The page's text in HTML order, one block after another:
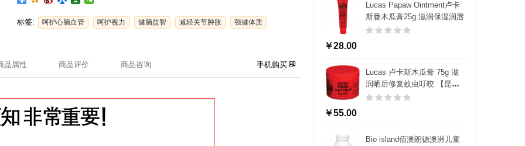
标签: 呵护心脑血管 呵护视力 健脑益智 减轻关节肿胀 强健体质
品属性 商品评价 商品咨询 手机购买
Lucas Papaw Ointment卢卡
斯番木瓜膏25g 滋润保湿润唇
￥28.00
Lucas 卢卡斯木瓜膏 75g 滋
润晒后修复蚊虫叮咬 【昆凌
同款】
￥55.00
Bio island佰澳朗德澳洲儿童